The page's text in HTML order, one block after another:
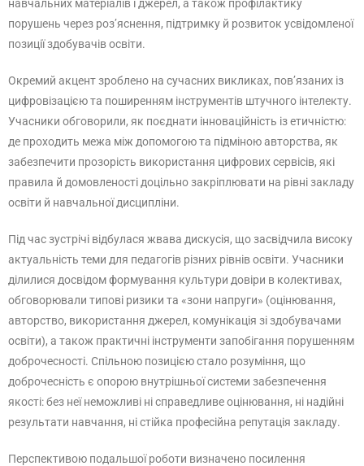
навчальних матеріалів і джерел, а також профілактику
порушень через роз’яснення, підтримку й розвиток усвідомленої
позиції здобувачів освіти.
Окремий акцент зроблено на сучасних викликах, пов’язаних із
цифровізацією та поширенням інструментів штучного інтелекту.
Учасники обговорили, як поєднати інноваційність із етичністю:
де проходить межа між допомогою та підміною авторства, як
забезпечити прозорість використання цифрових сервісів, які
правила й домовленості доцільно закріплювати на рівні закладу
освіти й навчальної дисципліни.
Під час зустрічі відбулася жвава дискусія, що засвідчила високу
актуальність теми для педагогів різних рівнів освіти. Учасники
ділилися досвідом формування культури довіри в колективах,
обговорювали типові ризики та «зони напруги» (оцінювання,
авторство, використання джерел, комунікація зі здобувачами
освіти), а також практичні інструменти запобігання порушенням
доброчесності. Спільною позицією стало розуміння, що
доброчесність є опорою внутрішньої системи забезпечення
якості: без неї неможливі ні справедливе оцінювання, ні надійні
результати навчання, ні стійка професійна репутація закладу.
Перспективою подальшої роботи визначено посилення